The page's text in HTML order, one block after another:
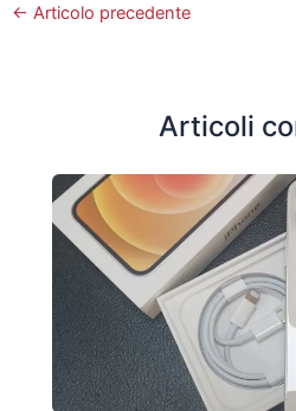
← Articolo precedente
Articoli